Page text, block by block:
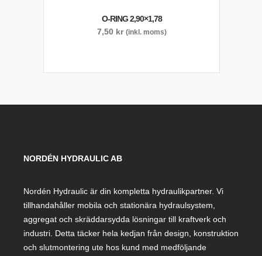
O-RING 2,90×1,78
7,50 kr (inkl. moms)
NORDÉN HYDRAULIC AB
Nordén Hydraulic är din kompletta hydraulikpartner. Vi
tillhandahåller mobila och stationära hydraulsystem,
aggregat och skräddarsydda lösningar till kraftverk och
industri. Detta täcker hela kedjan från design, konstruktion
och slutmontering ute hos kund med medföljande